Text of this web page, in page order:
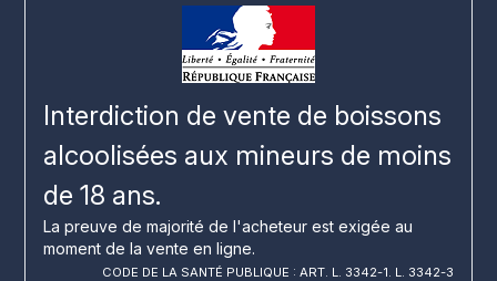
Interdiction de vente de boissons
alcoolisées aux mineurs de moins
de 18 ans.
La preuve de majorité de l'acheteur est exigée au
moment de la vente en ligne.
CODE DE LA SANTÉ PUBLIQUE : ART. L. 3342-1. L. 3342-3